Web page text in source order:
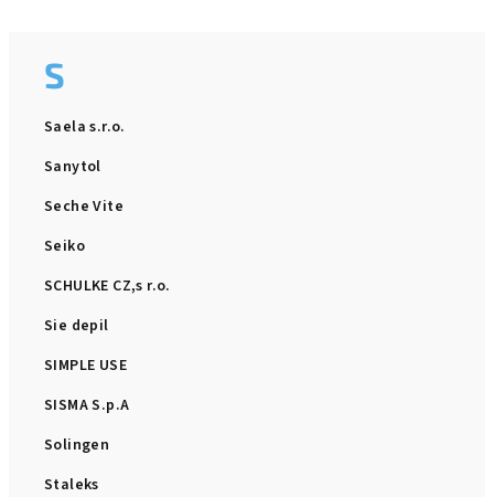
S
Saela s.r.o.
Sanytol
Seche Vite
Seiko
SCHULKE CZ,s r.o.
Sie depil
SIMPLE USE
SISMA S.p.A
Solingen
Staleks